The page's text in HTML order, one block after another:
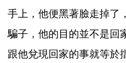
手上，他便黑著臉走掉了
騙子，他的目的並不是回
跟他兌現回家的事就等於